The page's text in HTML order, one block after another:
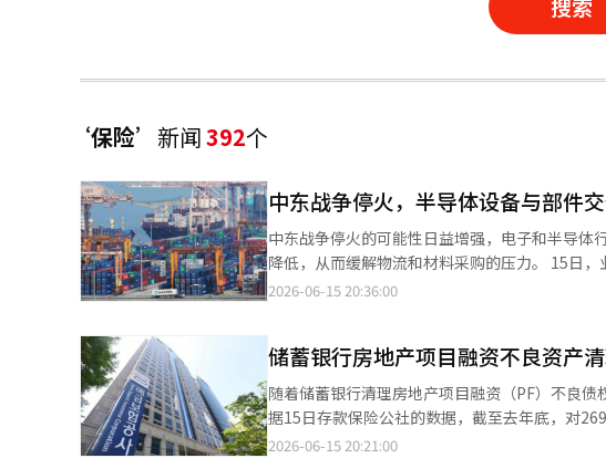
搜索
‘保险’ 新闻392个
中东战争停火，半导体设备与部件
中东战争停火的可能性日益增强，电子和半导体
降低，从而缓解物流和材料采购的压力。 15日
航正常化的可能性。在战争期间，霍尔木兹海峡
尔木兹海峡通航正常化，船舶等待和绕行的负担
现有生产线维护过程中的设备和部件交付风险。
时高耗电设施，晶圆加工、洁净室运行和冷却系
定，电力采购成本和冷却费用的负担将可能降低
个电子行业的成本管理。 特种气体供应的不稳定
2026-06-15 20:36:00
储蓄银行房地产项目融资不良资产
随着储蓄银行清理房地产项目融资（PF）不良债
据15日存款保险公社的数据，截至去年底，对
至59家，比去年增加17家。相对而言，享受加费
2026-06-15 20:21:00